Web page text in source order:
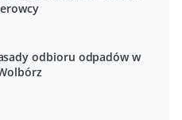
odbioru odpadów w